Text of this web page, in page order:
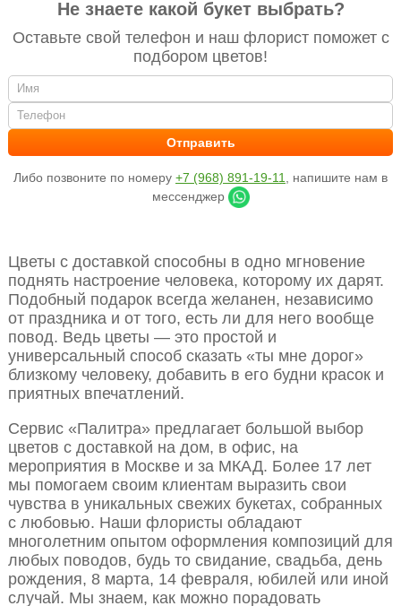
Не знаете какой букет выбрать?
Оставьте свой телефон и наш флорист поможет с
подбором цветов!
Либо позвоните по номеру +7 (968) 891-19-11
, напишите нам в
мессенджер
Цветы с доставкой способны в одно мгновение
поднять настроение человека, которому их дарят.
Подобный подарок всегда желанен, независимо
от праздника и от того, есть ли для него вообще
повод. Ведь цветы — это простой и
универсальный способ сказать «ты мне дорог»
близкому человеку, добавить в его будни красок и
приятных впечатлений.
Сервис «Палитра» предлагает большой выбор
цветов с доставкой на дом, в офис, на
мероприятия в Москве и за МКАД. Более 17 лет
мы помогаем своим клиентам выразить свои
чувства в уникальных свежих букетах, собранных
с любовью. Наши флористы обладают
многолетним опытом оформления композиций для
любых поводов, будь то свидание, свадьба, день
рождения, 8 марта, 14 февраля, юбилей или иной
случай. Мы знаем, как можно порадовать